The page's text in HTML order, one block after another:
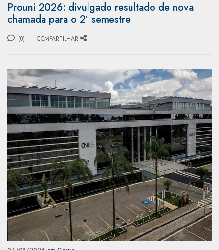
Prouni 2026: divulgado resultado de nova
chamada para o 2º semestre
(0) COMPARTILHAR